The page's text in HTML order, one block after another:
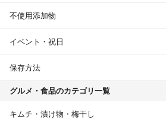
不使用添加物
イベント・祝日
保存方法
グルメ・食品のカテゴリ一覧
キムチ・漬け物・梅干し